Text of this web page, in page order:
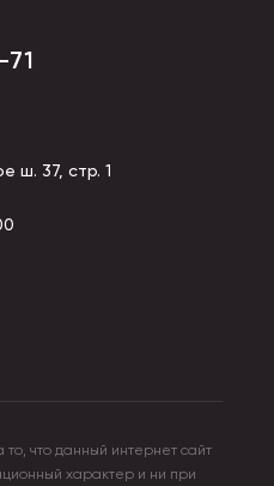
ш. 37, стр. 1
что данный интернет сайт
характер и ни при